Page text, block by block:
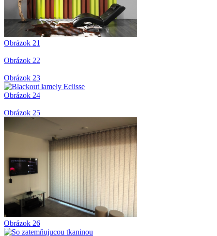
Obrázok 21
Obrázok 22
Obrázok 23
Obrázok 24
Obrázok 25
Obrázok 26